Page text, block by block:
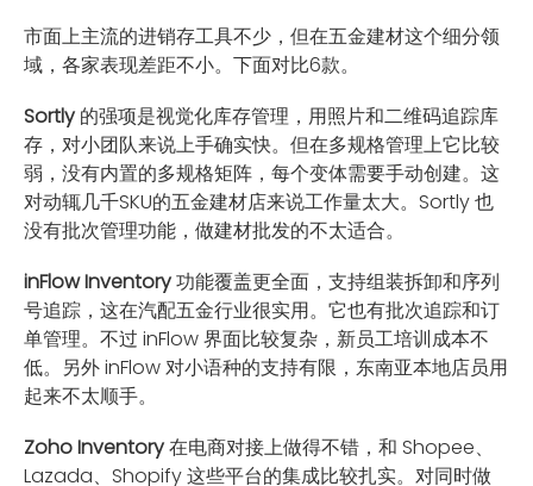
市面上主流的进销存工具不少，但在五金建材这个细分领
域，各家表现差距不小。下面对比6款。
Sortly 的强项是视觉化库存管理，用照片和二维码追踪库
存，对小团队来说上手确实快。但在多规格管理上它比较
弱，没有内置的多规格矩阵，每个变体需要手动创建。这
对动辄几千SKU的五金建材店来说工作量太大。Sortly 也
没有批次管理功能，做建材批发的不太适合。
inFlow Inventory功能覆盖更全面，支持组装拆卸和序列
号追踪，这在汽配五金行业很实用。它也有批次追踪和订
单管理。不过 inFlow 界面比较复杂，新员工培训成本不
低。另外 inFlow 对小语种的支持有限，东南亚本地店员用
起来不太顺手。
Zoho Inventory在电商对接上做得不错，和 Shopee、
Lazada、Shopify 这些平台的集成比较扎实。对同时做